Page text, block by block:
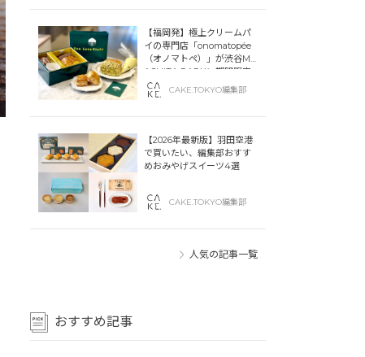
【福岡発】極上クリームパ
イの専門店「onomatopée
（オノマトペ）」が渋谷MIY
ASHITA PARKに期間限定
オープン！CAKE.TOKYO編集部
【2026年最新版】羽田空港
で買いたい、編集部おすす
めおみやげスイーツ4選
CAKE.TOKYO編集部
人気の記事一覧
おすすめ記事